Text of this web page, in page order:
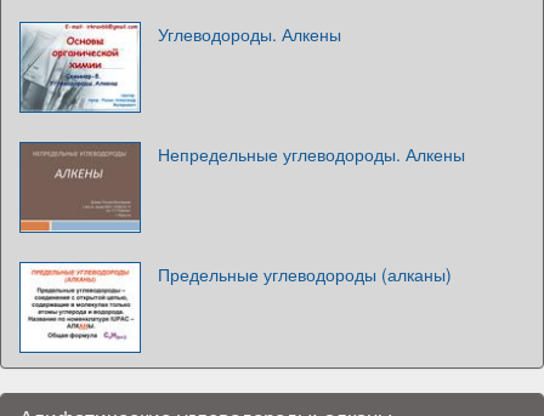
Углеводороды. Алкены
Непредельные углеводороды. Алкены
Предельные углеводороды (алканы)